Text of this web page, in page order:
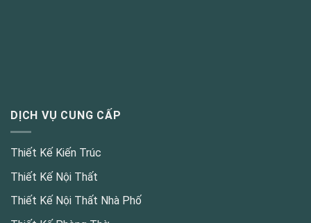
DỊCH VỤ CUNG CẤP
Thiết Kế Kiến Trúc
Thiết Kế Nội Thất
Thiết Kế Nội Thất Nhà Phố